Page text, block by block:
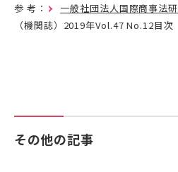
参 考： 一般社団法人国際商事法研
（機関誌）2019年Vol.47 No.12目次
その他の記事